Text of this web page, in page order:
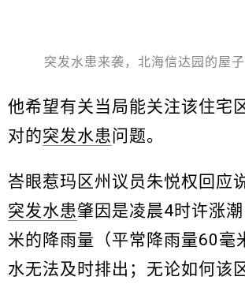
突发水患来袭，北海信达园的屋子
他希望有关当局能关注该住宅
对的突发水患问题。
峇眼惹玛区州议员朱悦权回应
突发水患肇因是凌晨4时许涨
米的降雨量（平常降雨量60毫
水无法及时排出；无论如何该